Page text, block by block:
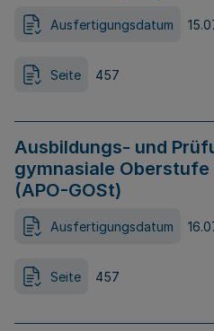
Ausfertigungsdatum
Seite 457
Ausbildungs- und
gymnasiale Oberstufe
(APO-GOSt)
Ausfertigungsdatum
Seite 457